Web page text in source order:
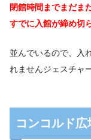
閉館時間までまだま
すでに入館が締め切
並んでいるので、入
れませんジェスチャ
コンコルド広